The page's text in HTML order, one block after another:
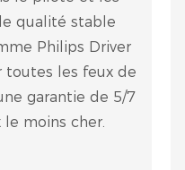
qualité stable
Philips Driver
toutes les feux de
garantie de 5/7
le moins cher.